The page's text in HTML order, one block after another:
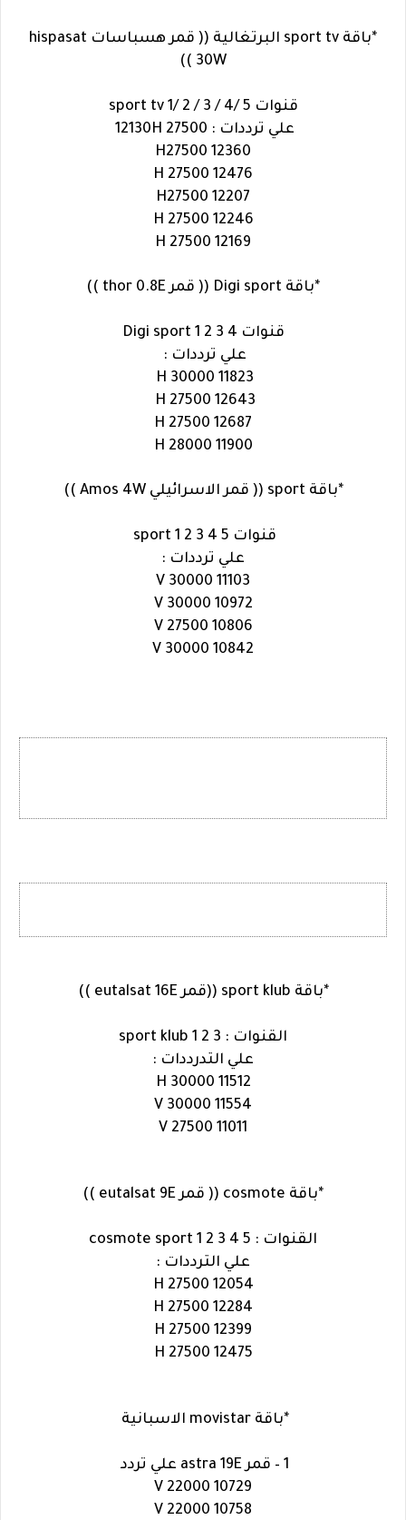
*باقة sport tv البرتغالية (( قمر هسباسات hispasat
30W ))
قنوات sport tv 1/ 2 / 3 / 4/ 5
علي ترددات : 12130H 27500
12360 H27500
12476 H 27500
12207 H27500
12246 H 27500
12169 H 27500
*باقة Digi sport (( قمر thor 0.8E ))
قنوات Digi sport 1 2 3 4
علي ترددات :
11823 H 30000
12643 H 27500
12687 H 27500
11900 H 28000
*باقة sport (( قمر الاسرائيلي Amos 4W ))
قنوات sport 1 2 3 4 5
علي ترددات :
11103 V 30000
10972 V 30000
10806 V 27500
10842 V 30000
*باقة sport klub ((قمر eutalsat 16E ))
القنوات : sport klub 1 2 3
علي التدرددات :
11512 H 30000
11554 V 30000
11011 V 27500
*باقة cosmote (( قمر eutalsat 9E ))
القنوات : cosmote sport 1 2 3 4 5
علي الترددات :
12054 H 27500
12284 H 27500
12399 H 27500
12475 H 27500
*باقة movistar الاسبانية
1 – قمر astra 19E علي تردد
10729 V 22000
10758 V 22000